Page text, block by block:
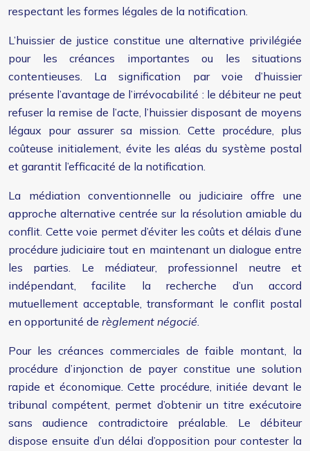
respectant les formes légales de la notification.
L’huissier de justice constitue une alternative privilégiée
pour les créances importantes ou les situations
contentieuses. La signification par voie d’huissier
présente l’avantage de l’irrévocabilité : le débiteur ne peut
refuser la remise de l’acte, l’huissier disposant de moyens
légaux pour assurer sa mission. Cette procédure, plus
coûteuse initialement, évite les aléas du système postal
et garantit l’efficacité de la notification.
La médiation conventionnelle ou judiciaire offre une
approche alternative centrée sur la résolution amiable du
conflit. Cette voie permet d’éviter les coûts et délais d’une
procédure judiciaire tout en maintenant un dialogue entre
les parties. Le médiateur, professionnel neutre et
indépendant, facilite la recherche d’un accord
mutuellement acceptable, transformant le conflit postal
en opportunité de règlement négocié.
Pour les créances commerciales de faible montant, la
procédure d’injonction de payer constitue une solution
rapide et économique. Cette procédure, initiée devant le
tribunal compétent, permet d’obtenir un titre exécutoire
sans audience contradictoire préalable. Le débiteur
dispose ensuite d’un délai d’opposition pour contester la